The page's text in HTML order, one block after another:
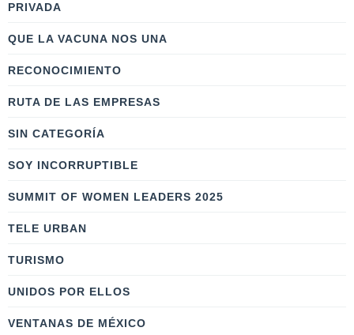
PRIVADA
QUE LA VACUNA NOS UNA
RECONOCIMIENTO
RUTA DE LAS EMPRESAS
SIN CATEGORÍA
SOY INCORRUPTIBLE
SUMMIT OF WOMEN LEADERS 2025
TELE URBAN
TURISMO
UNIDOS POR ELLOS
VENTANAS DE MÉXICO